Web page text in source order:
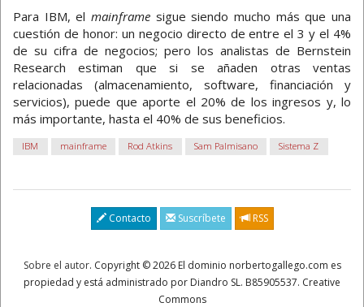
Para IBM, el mainframe sigue siendo mucho más que una
cuestión de honor: un negocio directo de entre el 3 y el 4%
de su cifra de negocios; pero los analistas de Bernstein
Research estiman que si se añaden otras ventas
relacionadas (almacenamiento, software, financiación y
servicios), puede que aporte el 20% de los ingresos y, lo
más importante, hasta el 40% de sus beneficios.
IBM mainframe Rod Atkins Sam Palmisano Sistema Z
Contacto Suscríbete RSS
Sobre el autor. Copyright © 2026 El dominio norbertogallego.com es
propiedad y está administrado por Diandro SL. B85905537. Creative
Commons